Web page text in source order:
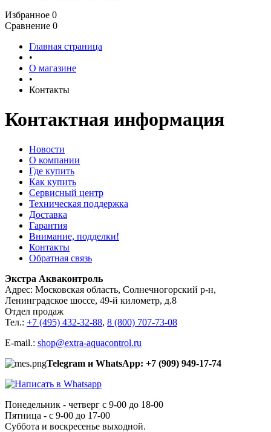
Избранное 0
Сравнение 0
Главная страница
•
О магазине
•
Контакты
Контактная информация
Новости
О компании
Где купить
Как купить
Сервисный центр
Техническая поддержка
Доставка
Гарантия
Внимание, подделки!
Контакты
Обратная связь
Экстра Акваконтроль
Адрес: Московская область, Солнечногорский р-н,
Ленинградское шоссе, 49-й километр, д.8
Отдел продаж
Тел.: +7 (495) 432-32-88, 8 (800) 707-73-08
E-mail.: shop@extra-aquacontrol.ru
Telegram и WhatsApp: +7 (909) 949-17-74
Понедельник - четверг с 9-00 до 18-00
Пятница - с 9-00 до 17-00
Суббота и воскресенье выходной.